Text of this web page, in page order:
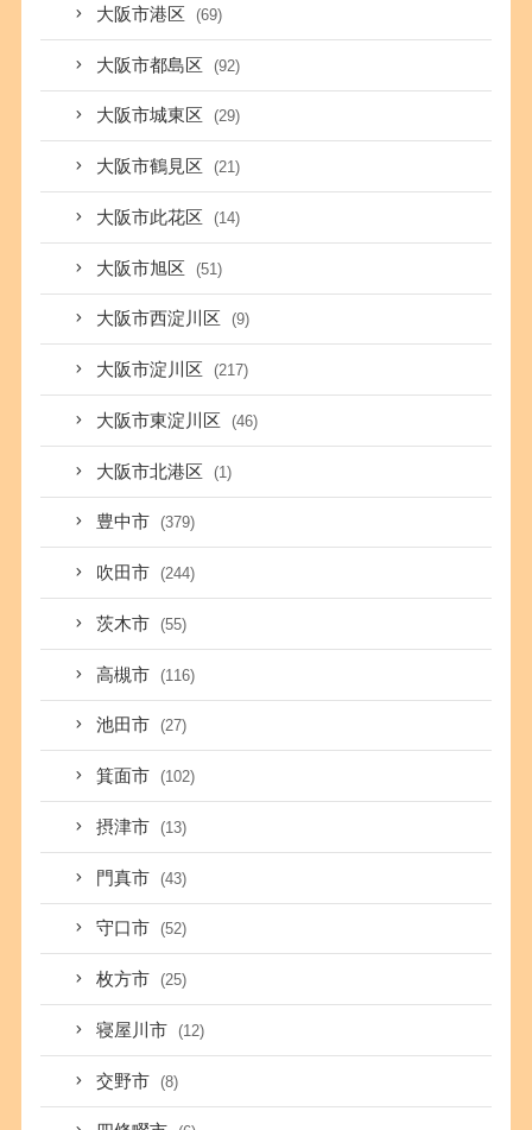
大阪市港区 (69)
大阪市都島区 (92)
大阪市城東区 (29)
大阪市鶴見区 (21)
大阪市此花区 (14)
大阪市旭区 (51)
大阪市西淀川区 (9)
大阪市淀川区 (217)
大阪市東淀川区 (46)
大阪市北港区 (1)
豊中市 (379)
吹田市 (244)
茨木市 (55)
高槻市 (116)
池田市 (27)
箕面市 (102)
摂津市 (13)
門真市 (43)
守口市 (52)
枚方市 (25)
寝屋川市 (12)
交野市 (8)